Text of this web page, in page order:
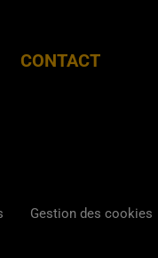
CONTACT
Gestion des cookies